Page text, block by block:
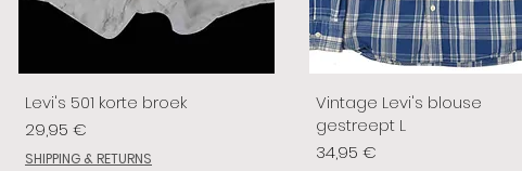
Levi's 501 korte broek
Prix
29,95 €
SHIPPING & RETURNS
Vintage Levi's blouse
gestreept L
Prix
34,95 €